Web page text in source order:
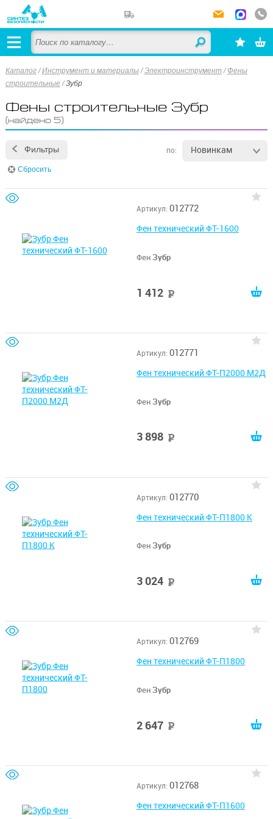
Каталог /Инструмент и материалы /Электроинструмент /Фены
строительные /Зубр
Фены строительные Зубр
(найдено 5)
Фильтры по: Новинкам
Сбросить
Артикул: 012772
Фен технический ФТ-1600
ФенЗубр
1 412
Артикул: 012771
Фен технический ФТ-П2000 М2Д
ФенЗубр
3 898
Артикул: 012770
Фен технический ФТ-П1800 К
ФенЗубр
3 024
Артикул: 012769
Фен технический ФТ-П1800
ФенЗубр
2 647
Артикул: 012768
Фен технический ФТ-П1600